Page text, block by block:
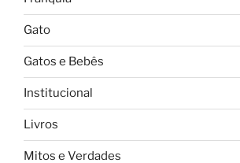
Gato
Gatos e Bebês
Institucional
Livros
Mitos e Verdades